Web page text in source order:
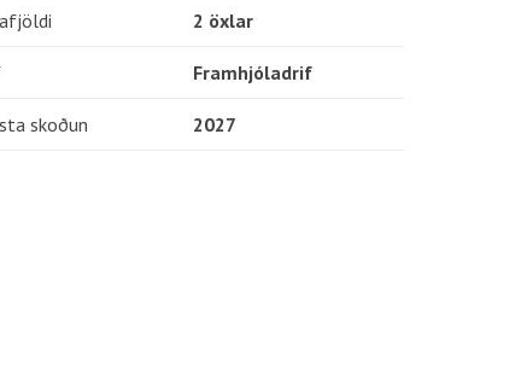
2 öxlar
Framhjóladrif
skoðun 2027